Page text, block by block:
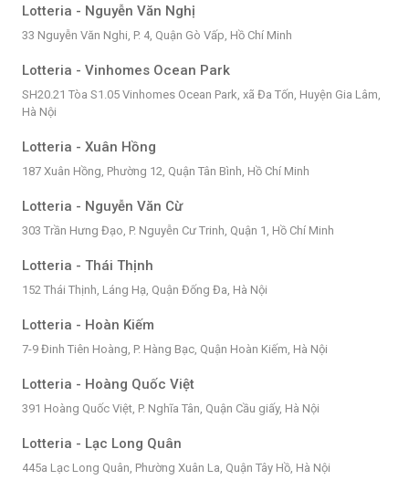
Lotteria - Nguyễn Văn Nghị
33 Nguyễn Văn Nghi, P. 4, Quận Gò Vấp, Hồ Chí Minh
Lotteria - Vinhomes Ocean Park
SH20.21 Tòa S1.05 Vinhomes Ocean Park, xã Đa Tốn, Huyện Gia Lâm,
Hà Nội
Lotteria - Xuân Hồng
187 Xuân Hồng, Phường 12, Quận Tân Bình, Hồ Chí Minh
Lotteria - Nguyễn Văn Cừ
303 Trần Hưng Đạo, P. Nguyễn Cư Trinh, Quận 1, Hồ Chí Minh
Lotteria - Thái Thịnh
152 Thái Thịnh, Láng Hạ, Quận Đống Đa, Hà Nội
Lotteria - Hoàn Kiếm
7-9 Đinh Tiên Hoàng, P. Hàng Bạc, Quận Hoàn Kiếm, Hà Nội
Lotteria - Hoàng Quốc Việt
391 Hoàng Quốc Việt, P. Nghĩa Tân, Quận Cầu giấy, Hà Nội
Lotteria - Lạc Long Quân
445a Lạc Long Quân, Phường Xuân La, Quận Tây Hồ, Hà Nội